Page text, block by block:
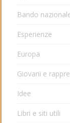
Bando
Esperienze
Europa
Giovani e
Idee
Libri e siti utili